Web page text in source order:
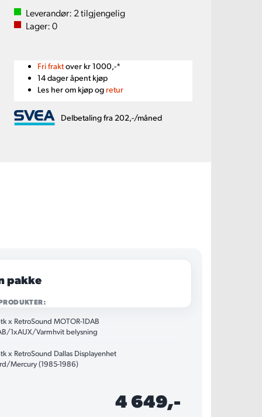
Leverandør: 2tilgjengelig
Lager:0
Fri fraktover kr 1000,-*
14 dager åpent kjøp
Les her om kjøp og retur
Delbetaling fra 202,-/måned
pakke
x RetroSound MOTOR-1DAB
1xAUX/Varmhvit belysning
x RetroSound Dallas Displayenhet
Mercury (1985-1986)
4 649,-